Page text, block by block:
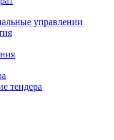
управлении
тендера